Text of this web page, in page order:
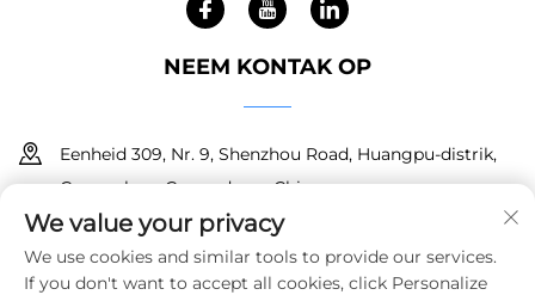
NEEM KONTAK OP
Eenheid 309, Nr. 9, Shenzhou Road, Huangpu-distrik,
Guangzhou, Guangdong, China
+86 18150601728
[email protected]
We value your privacy
We use cookies and similar tools to provide our services.
If you don't want to accept all cookies, click Personalize